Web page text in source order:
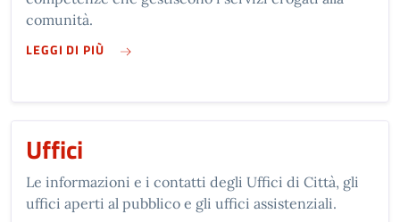
comunità.
LEGGI DI PIÙSU AREE AMMINISTRATIVE
Uffici
Le informazioni e i contatti degli Uffici di Città, gli
uffici aperti al pubblico e gli uffici assistenziali.